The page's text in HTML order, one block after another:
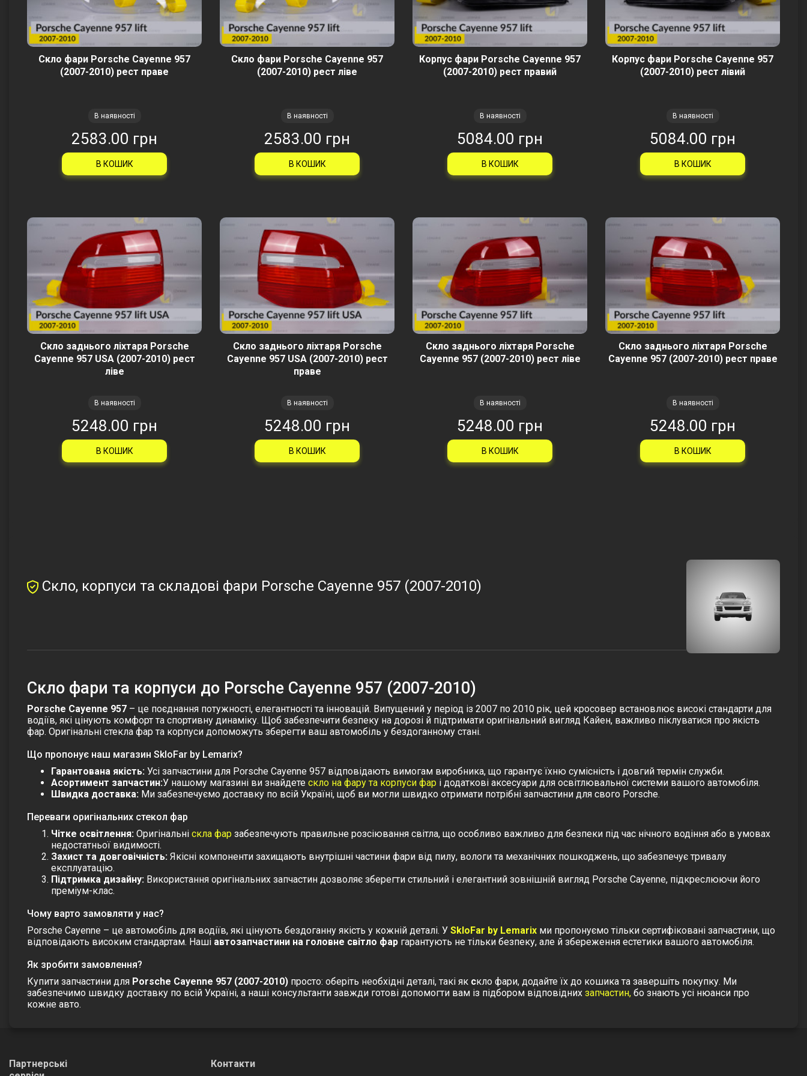
Скло фари Porsche Cayenne 957
(2007-2010) рест праве
В наявності
2583.00 грн
В КОШИК
Скло фари Porsche Cayenne 957
(2007-2010) рест ліве
В наявності
2583.00 грн
В КОШИК
Корпус фари Porsche Cayenne 957
(2007-2010) рест правий
В наявності
5084.00 грн
В КОШИК
Корпус фари Porsche Cayenne 957
(2007-2010) рест лівий
В наявності
5084.00 грн
В КОШИК
Скло заднього ліхтаря Porsche
Cayenne 957 USA (2007-2010) рест
ліве
В наявності
5248.00 грн
В КОШИК
Скло заднього ліхтаря Porsche
Cayenne 957 USA (2007-2010) рест
праве
В наявності
5248.00 грн
В КОШИК
Скло заднього ліхтаря Porsche
Cayenne 957 (2007-2010) рест ліве
В наявності
5248.00 грн
В КОШИК
Скло заднього ліхтаря Porsche
Cayenne 957 (2007-2010) рест праве
В наявності
5248.00 грн
В КОШИК
Скло, корпуси та складові фари Porsche Cayenne 957 (2007-2010)
Скло фари та корпуси до Porsche Cayenne 957 (2007-2010)
Porsche Cayenne 957 – це поєднання потужності, елегантності та інновацій. Випущений у період із 2007 по 2010 рік, цей кросовер встановлює високі стандарти для
водіїв, які цінують комфорт та спортивну динаміку. Щоб забезпечити безпеку на дорозі й підтримати оригінальний вигляд Кайен, важливо піклуватися про якість
фар. Оригінальні стекла фар та корпуси допоможуть зберегти ваш автомобіль у бездоганному стані.
Що пропонує наш магазин SkloFar by Lemarix?
Гарантована якість: Усі запчастини для Porsche Cayenne 957 відповідають вимогам виробника, що гарантує їхню сумісність і довгий термін служби.
Асортимент запчастин:У нашому магазині ви знайдете скло на фару та корпуси фар і додаткові аксесуари для освітлювальної системи вашого автомобіля.
Швидка доставка: Ми забезпечуємо доставку по всій Україні, щоб ви могли швидко отримати потрібні запчастини для свого Porsche.
Переваги оригінальних стекол фар
Чітке освітлення: Оригінальні скла фар забезпечують правильне розсіювання світла, що особливо важливо для безпеки під час нічного водіння або в умовах
недостатньої видимості.
Захист та довговічність: Якісні компоненти захищають внутрішні частини фари від пилу, вологи та механічних пошкоджень, що забезпечує тривалу
експлуатацію.
Підтримка дизайну: Використання оригінальних запчастин дозволяє зберегти стильний і елегантний зовнішній вигляд Porsche Cayenne, підкреслюючи його
преміум-клас.
Чому варто замовляти у нас?
Porsche Cayenne – це автомобіль для водіїв, які цінують бездоганну якість у кожній деталі. У SkloFar by Lemarix ми пропонуємо тільки сертифіковані запчастини, що
відповідають високим стандартам. Наші автозапчастини на головне світло фар гарантують не тільки безпеку, але й збереження естетики вашого автомобіля.
Як зробити замовлення?
Купити запчастини для Porsche Cayenne 957 (2007-2010) просто: оберіть необхідні деталі, такі як скло фари, додайте їх до кошика та завершіть покупку. Ми
забезпечимо швидку доставку по всій Україні, а наші консультанти завжди готові допомогти вам із підбором відповідних запчастин, бо знають усі нюанси про
кожне авто.
Партнерські
Контакти